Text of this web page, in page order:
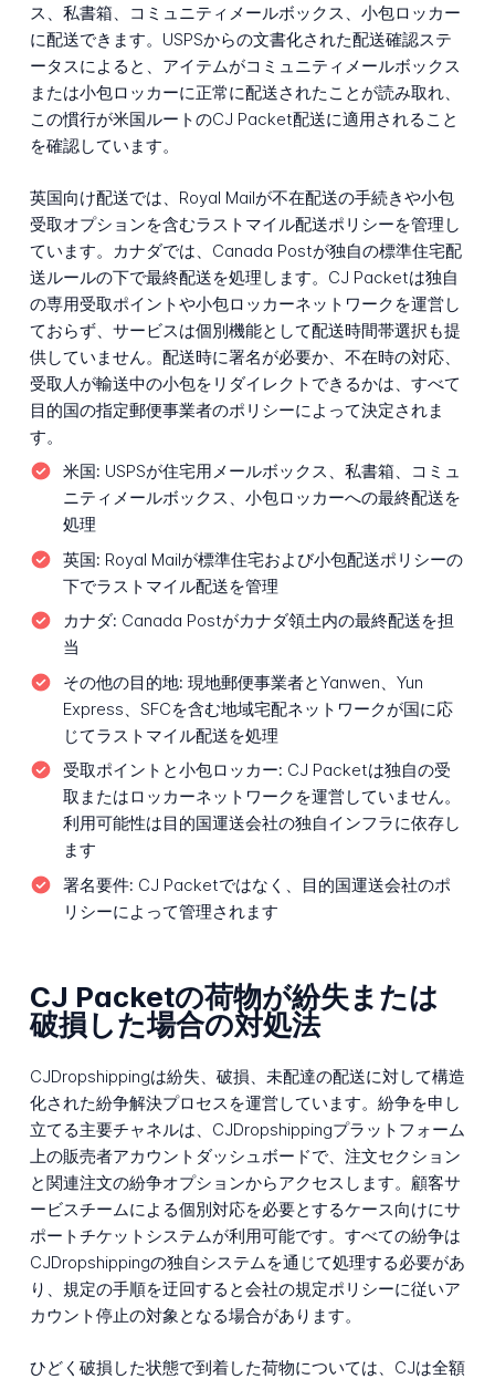
ス、私書箱、コミュニティメールボックス、小包ロッカー
に配送できます。USPSからの文書化された配送確認ステ
ータスによると、アイテムがコミュニティメールボックス
または小包ロッカーに正常に配送されたことが読み取れ、
この慣行が米国ルートのCJ Packet配送に適用されること
を確認しています。
英国向け配送では、Royal Mailが不在配送の手続きや小包
受取オプションを含むラストマイル配送ポリシーを管理し
ています。カナダでは、Canada Postが独自の標準住宅配
送ルールの下で最終配送を処理します。CJ Packetは独自
の専用受取ポイントや小包ロッカーネットワークを運営し
ておらず、サービスは個別機能として配送時間帯選択も提
供していません。配送時に署名が必要か、不在時の対応、
受取人が輸送中の小包をリダイレクトできるかは、すべて
目的国の指定郵便事業者のポリシーによって決定されま
す。
米国: USPSが住宅用メールボックス、私書箱、コミュ
ニティメールボックス、小包ロッカーへの最終配送を
処理
英国: Royal Mailが標準住宅および小包配送ポリシーの
下でラストマイル配送を管理
カナダ: Canada Postがカナダ領土内の最終配送を担
当
その他の目的地: 現地郵便事業者とYanwen、Yun
Express、SFCを含む地域宅配ネットワークが国に応
じてラストマイル配送を処理
受取ポイントと小包ロッカー: CJ Packetは独自の受
取またはロッカーネットワークを運営していません。
利用可能性は目的国運送会社の独自インフラに依存し
ます
署名要件: CJ Packetではなく、目的国運送会社のポ
リシーによって管理されます
CJ Packetの荷物が紛失または
破損した場合の対処法
CJDropshippingは紛失、破損、未配達の配送に対して構造
化された紛争解決プロセスを運営しています。紛争を申し
立てる主要チャネルは、CJDropshippingプラットフォーム
上の販売者アカウントダッシュボードで、注文セクション
と関連注文の紛争オプションからアクセスします。顧客サ
ービスチームによる個別対応を必要とするケース向けにサ
ポートチケットシステムが利用可能です。すべての紛争は
CJDropshippingの独自システムを通じて処理する必要があ
り、規定の手順を迂回すると会社の規定ポリシーに従いア
カウント停止の対象となる場合があります。
ひどく破損した状態で到着した荷物については、CJは全額